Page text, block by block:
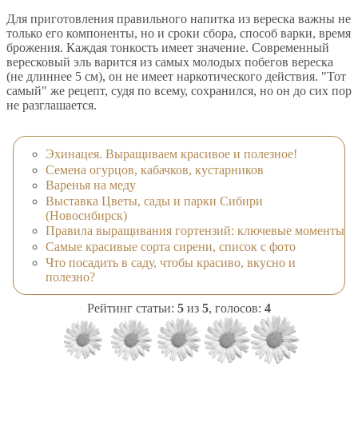
Для приготовления правильного напитка из вереска важны не
только его компоненты, но и сроки сбора, способ варки, время
брожения. Каждая тонкость имеет значение. Современный
вересковый эль варится из самых молодых побегов вереска
(не длиннее 5 см), он не имеет наркотического действия. "Тот
самый" же рецепт, судя по всему, сохранился, но он до сих пор
не разглашается.
Эхинацея. Выращиваем красивое и полезное!
Семена огурцов, кабачков, кустарников
Варенья на меду
Выставка Цветы, сады и парки Сибири
(Новосибирск)
Правила выращивания гортензий: ключевые моменты
Самые красивые сорта сирени, список с фото
Что посадить в саду, чтобы красиво, вкусно и
полезно?
Рейтинг статьи: 5 из 5, голосов: 4